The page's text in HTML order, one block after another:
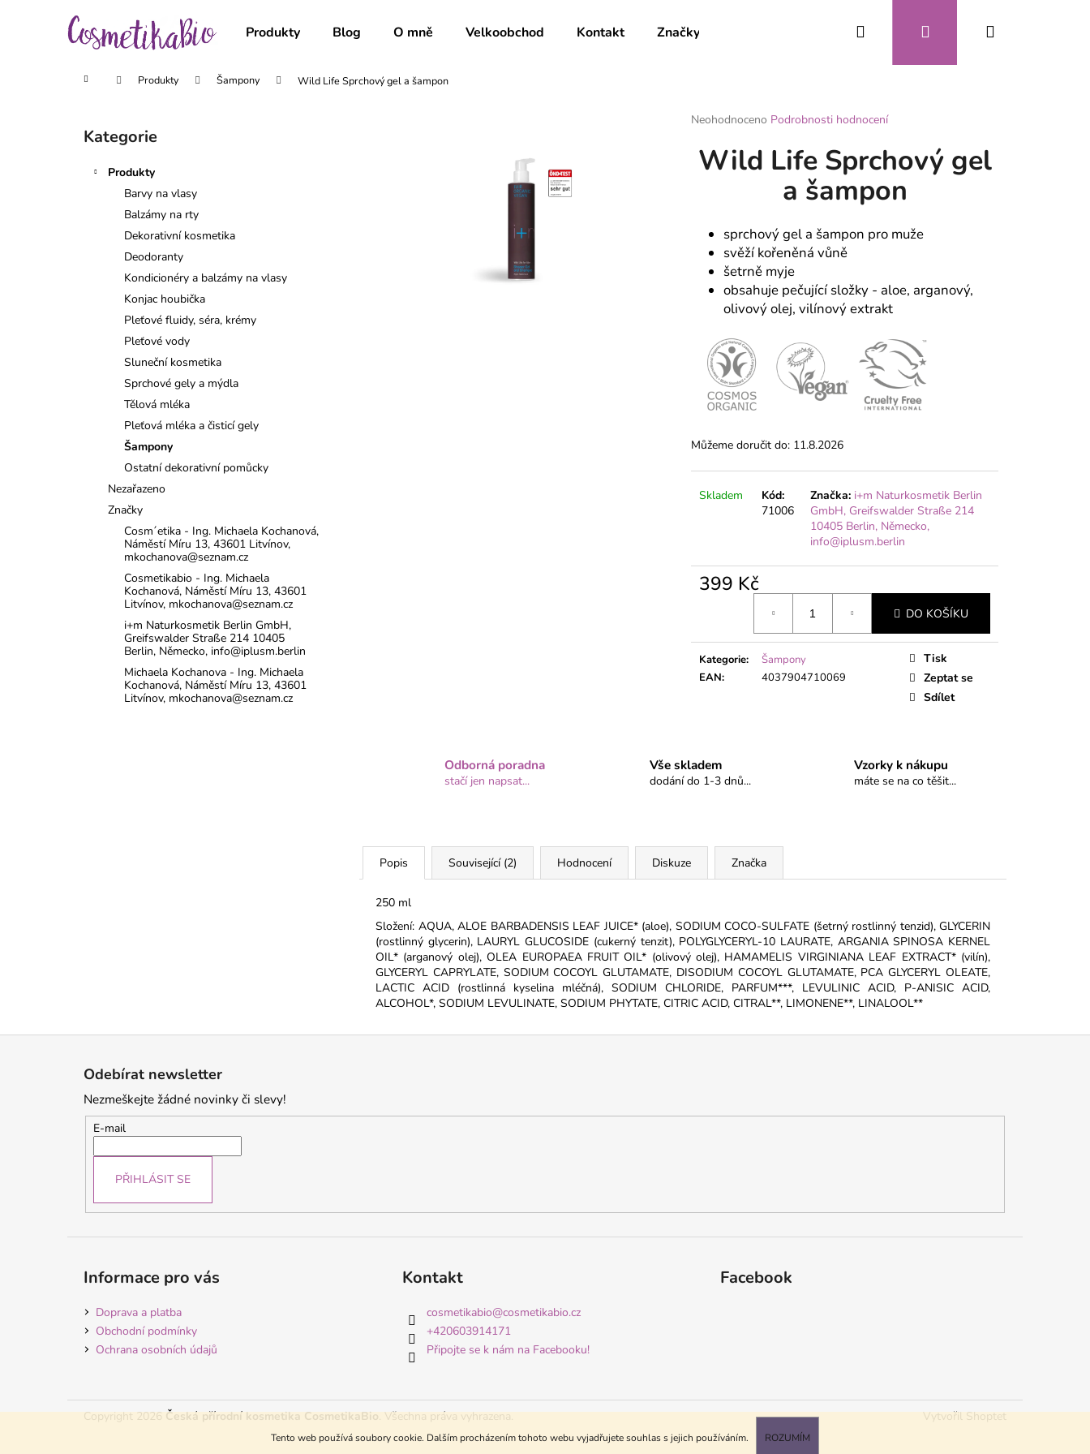
Tento web používá soubory cookie. Dalším procházením tohoto webu vyjadřujete souhlas s jejich používáním. ROZUMÍM
Produkty Blog O mně Velkoobchod Kontakt Značky Hledat PřihlášeníNákupní
Domů Produkty Šampony Wild Life Sprchový gel a šampon
Přeskočit
kategorie
Kategorie
Produkty
Barvy na vlasy
Balzámy na rty
Dekorativní kosmetika
Deodoranty
Kondicionéry a balzámy na vlasy
Konjac houbička
Pleťové fluidy, séra, krémy
Pleťové vody
Sluneční kosmetika
Sprchové gely a mýdla
Tělová mléka
Pleťová mléka a čisticí gely
Šampony
Ostatní dekorativní pomůcky
Nezařazeno
Značky
Cosm´etika - Ing. Michaela Kochanová,
Náměstí Míru 13, 43601 Litvínov,
mkochanova@seznam.cz
Cosmetikabio - Ing. Michaela
Kochanová, Náměstí Míru 13, 43601
Litvínov, mkochanova@seznam.cz
i+m Naturkosmetik Berlin GmbH,
Greifswalder Straße 214 10405
Berlin, Německo, info@iplusm.berlin
Michaela Kochanova - Ing. Michaela
Kochanová, Náměstí Míru 13, 43601
Litvínov, mkochanova@seznam.cz
Průměrné
produktu
Neohodnoceno Podrobnosti hodnocení
Wild Life Sprchový gel
a šampon
sprchový gel a šampon pro muže
svěží kořeněná vůně
šetrně myje
obsahuje pečující složky - aloe, arganový,
olivový olej, vilínový extrakt
Můžeme doručit do: 11.8.2026
Skladem
Kód:
71006
Značka: i+m Naturkosmetik Berlin
GmbH, Greifswalder Straße 214
10405 Berlin, Německo,
info@iplusm.berlin
399 Kč
DO KOŠÍKU
Kategorie:
Šampony
EAN: 4037904710069
Tisk
Zeptat se
Sdílet
Odborná poradna
stačí jen napsat...
Vše skladem
dodání do 1-3 dnů...
Vzorky k nákupu
máte se na co těšit...
Popis Související (2) Hodnocení Diskuze Značka
250 ml
Složení: AQUA, ALOE BARBADENSIS LEAF JUICE* (aloe), SODIUM COCO-SULFATE (šetrný rostlinný tenzid), GLYCERIN
(rostlinný glycerin), LAURYL GLUCOSIDE (cukerný tenzit), POLYGLYCERYL-10 LAURATE, ARGANIA SPINOSA KERNEL
OIL* (arganový olej), OLEA EUROPAEA FRUIT OIL* (olivový olej), HAMAMELIS VIRGINIANA LEAF EXTRACT* (vilín),
GLYCERYL CAPRYLATE, SODIUM COCOYL GLUTAMATE, DISODIUM COCOYL GLUTAMATE, PCA GLYCERYL OLEATE,
LACTIC ACID (rostlinná kyselina mléčná), SODIUM CHLORIDE, PARFUM***, LEVULINIC ACID, P-ANISIC ACID,
ALCOHOL*, SODIUM LEVULINATE, SODIUM PHYTATE, CITRIC ACID, CITRAL**, LIMONENE**, LINALOOL**
Zpět
Zpět
Co potřebujete najít?
Doporučujeme
Odebírat newsletter
Nezmeškejte žádné novinky či slevy!
E-mail
PŘIHLÁSIT SE
Informace pro vás
Doprava a platba
Obchodní podmínky
Ochrana osobních údajů
Kontakt
cosmetikabio@cosmetikabio.cz
+420603914171
Připojte se k nám na Facebooku!
Facebook
Vytvořil Shoptet
Copyright 2026Česká přírodní kosmetika CosmetikaBio. Všechna práva vyhrazena.